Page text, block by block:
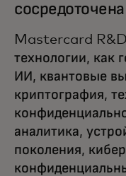
Mastercard R&D
технологии, как
ИИ, квантовые
криптография,
аналитика,
поколения,